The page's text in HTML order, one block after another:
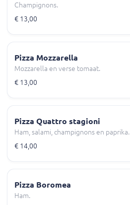
Champignons.
€ 13,00
Pizza Mozzarella
Mozzarella en verse tomaat.
€ 13,00
Pizza Quattro stagioni
Ham, salami, champignons en paprika.
€ 14,00
Pizza Boromea
Ham.